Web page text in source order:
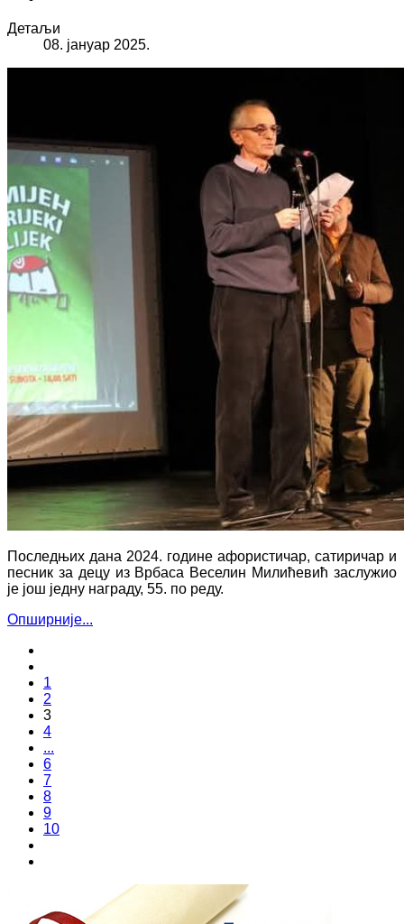
Детаљи
08. јануар 2025.
Последњих дана 2024. године афористичар, сатиричар и
песник за децу из Врбаса Веселин Милићевић заслужио
је још једну награду, 55. по реду.
Опширније...
1
2
3
4
...
6
7
8
9
10